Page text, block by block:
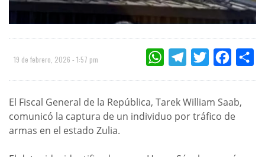
19 de febrero, 2026 - 1:57 pm WHATSAPPTELEGRAMTWITTER
El Fiscal General de la República, Tarek William Saab,
comunicó la captura de un individuo por tráfico de
armas en el estado Zulia.